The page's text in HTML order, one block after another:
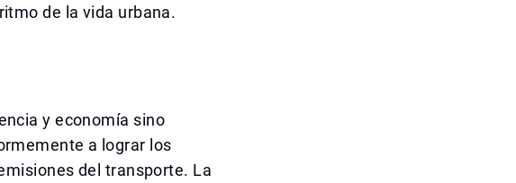
de la vida urbana.
y economía sino
a lograr los
del transporte. La